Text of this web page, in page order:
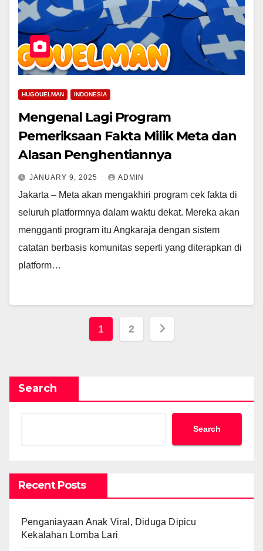
HUGOUELMAN INDONESIA
Mengenal Lagi Program
Pemeriksaan Fakta Milik Meta dan
Alasan Penghentiannya
JANUARY 9, 2025 ADMIN
Jakarta – Meta akan mengakhiri program cek fakta di
seluruh platformnya dalam waktu dekat. Mereka akan
mengganti program itu Angkaraja dengan sistem
catatan berbasis komunitas seperti yang diterapkan di
platform…
Posts
1 2
Search
Search
Recent Posts
Penganiayaan Anak Viral, Diduga Dipicu
Kekalahan Lomba Lari